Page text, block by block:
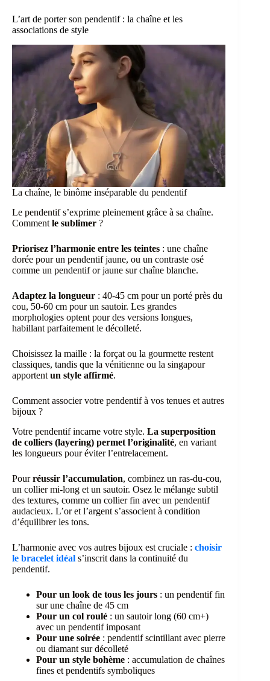
L’art de porter son pendentif : la chaîne et les
associations de style
La chaîne, le binôme inséparable du pendentif
Le pendentif s’exprime pleinement grâce à sa chaîne.
Comment le sublimer ?
Priorisez l’harmonie entre les teintes : une chaîne
dorée pour un pendentif jaune, ou un contraste osé
comme un pendentif or jaune sur chaîne blanche.
Adaptez la longueur : 40-45 cm pour un porté près du
cou, 50-60 cm pour un sautoir. Les grandes
morphologies optent pour des versions longues,
habillant parfaitement le décolleté.
Choisissez la maille : la forçat ou la gourmette restent
classiques, tandis que la vénitienne ou la singapour
apportent un style affirmé.
Comment associer votre pendentif à vos tenues et autres
bijoux ?
Votre pendentif incarne votre style. La superposition
de colliers (layering) permet l’originalité, en variant
les longueurs pour éviter l’entrelacement.
Pourréussir l’accumulation, combinez un ras-du-cou,
un collier mi-long et un sautoir. Osez le mélange subtil
des textures, comme un collier fin avec un pendentif
audacieux. L’or et l’argent s’associent à condition
d’équilibrer les tons.
L’harmonie avec vos autres bijoux est cruciale : choisir
le bracelet idéal s’inscrit dans la continuité du
pendentif.
Pour un look de tous les jours : un pendentif fin
sur une chaîne de 45 cm
Pour un col roulé : un sautoir long (60 cm+)
avec un pendentif imposant
Pour une soirée : pendentif scintillant avec pierre
ou diamant sur décolleté
Pour un style bohème : accumulation de chaînes
fines et pendentifs symboliques